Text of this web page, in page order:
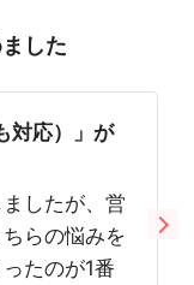
した
対応）」が
したが、営
らの悩みを
たのが1番